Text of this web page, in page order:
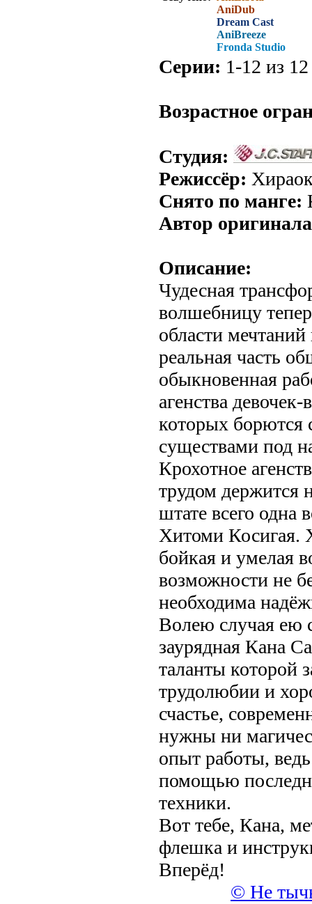
AniDub
Dream Cast
AniBreeze
Fronda Studio
Серии: 1-12 из
Возрастное
Студия:
Режиссёр:
Снято по манге:
Автор
Описание:
Чудесная
волшебницу
области
реальная часть
обыкновенная
агенства
которых борются
существами под
Крохотное
трудом держится
штате всего одна
Хитоми Косигая.
бойкая и умелая
возможности не
необходима
Волею случая ею
заурядная Кана
таланты которой
трудолюбии и
счастье,
нужны ни
опыт работы,
помощью
техники.
Вот тебе, Кана,
флешка и
Вперёд!
© Не